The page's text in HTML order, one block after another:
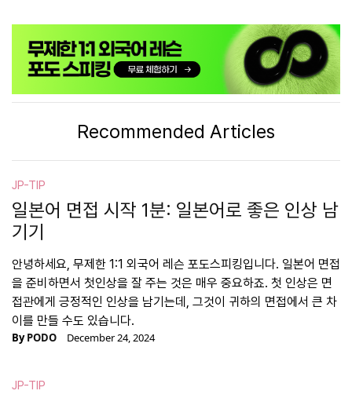
Recommended Articles
JP-TIP
일본어 면접 시작 1분: 일본어로 좋은 인상 남
기기
안녕하세요, 무제한 1:1 외국어 레슨 포도스피킹입니다. 일본어 면접
을 준비하면서 첫인상을 잘 주는 것은 매우 중요하죠. 첫 인상은 면
접관에게 긍정적인 인상을 남기는데, 그것이 귀하의 면접에서 큰 차
이를 만들 수도 있습니다.
ByPODO December 24, 2024
JP-TIP